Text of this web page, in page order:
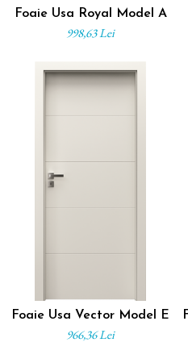
Foaie Usa Royal Model A
998,63 Lei
Foaie Usa Vector Model E
966,36 Lei